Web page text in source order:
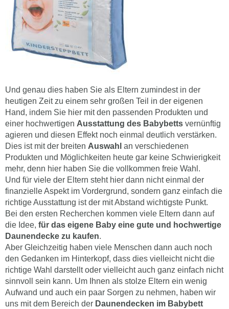
Und genau dies haben Sie als Eltern zumindest in der
heutigen Zeit zu einem sehr großen Teil in der eigenen
Hand, indem Sie hier mit den passenden Produkten und
einer hochwertigen Ausstattung des Babybetts vernünftig
agieren und diesen Effekt noch einmal deutlich verstärken.
Dies ist mit der breiten Auswahl an verschiedenen
Produkten und Möglichkeiten heute gar keine Schwierigkeit
mehr, denn hier haben Sie die vollkommen freie Wahl.
Und für viele der Eltern steht hier dann nicht einmal der
finanzielle Aspekt im Vordergrund, sondern ganz einfach die
richtige Ausstattung ist der mit Abstand wichtigste Punkt.
Bei den ersten Recherchen kommen viele Eltern dann auf
die Idee, für das eigene Baby eine gute und hochwertige
Daunendecke zu kaufen.
Aber Gleichzeitig haben viele Menschen dann auch noch
den Gedanken im Hinterkopf, dass dies vielleicht nicht die
richtige Wahl darstellt oder vielleicht auch ganz einfach nicht
sinnvoll sein kann. Um Ihnen als stolze Eltern ein wenig
Aufwand und auch ein paar Sorgen zu nehmen, haben wir
uns mit dem Bereich der Daunendecken im Babybett